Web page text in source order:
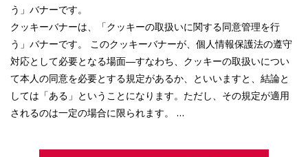
う」バナーです。
クッキーバナーは、「クッキーの取扱いに関する同意管理を行
う」バナーです。 このクッキーバナーが、個人情報保護法の遵守
対応として必要となる場面―すなわち、クッキーの取扱いについ
て本人の同意を必要とする規定があるか、といいますと、結論と
しては「ある」ということになります。ただし、その規定が適用
されるのは一定の場合に限られます。 …